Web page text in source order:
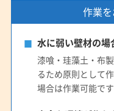
作業
水に弱い壁材の場
漆喰・珪藻土・布
るため原則として
場合は作業可能です